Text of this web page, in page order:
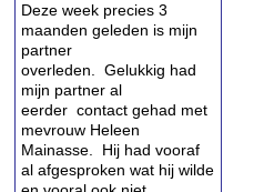
Deze week precies 3
maanden geleden is mijn
partner
overleden. Gelukkig had
mijn partner al
eerder contact gehad met
mevrouw Heleen
Mainasse. Hij had vooraf
al afgesproken wat hij wilde